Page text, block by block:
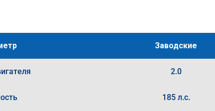
Заводские
2.0
185 л.с.